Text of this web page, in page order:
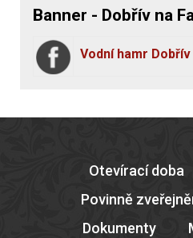
Banner - Dobřív na
Vodní hamr
Otevírací doba
Povinně
Dokumenty